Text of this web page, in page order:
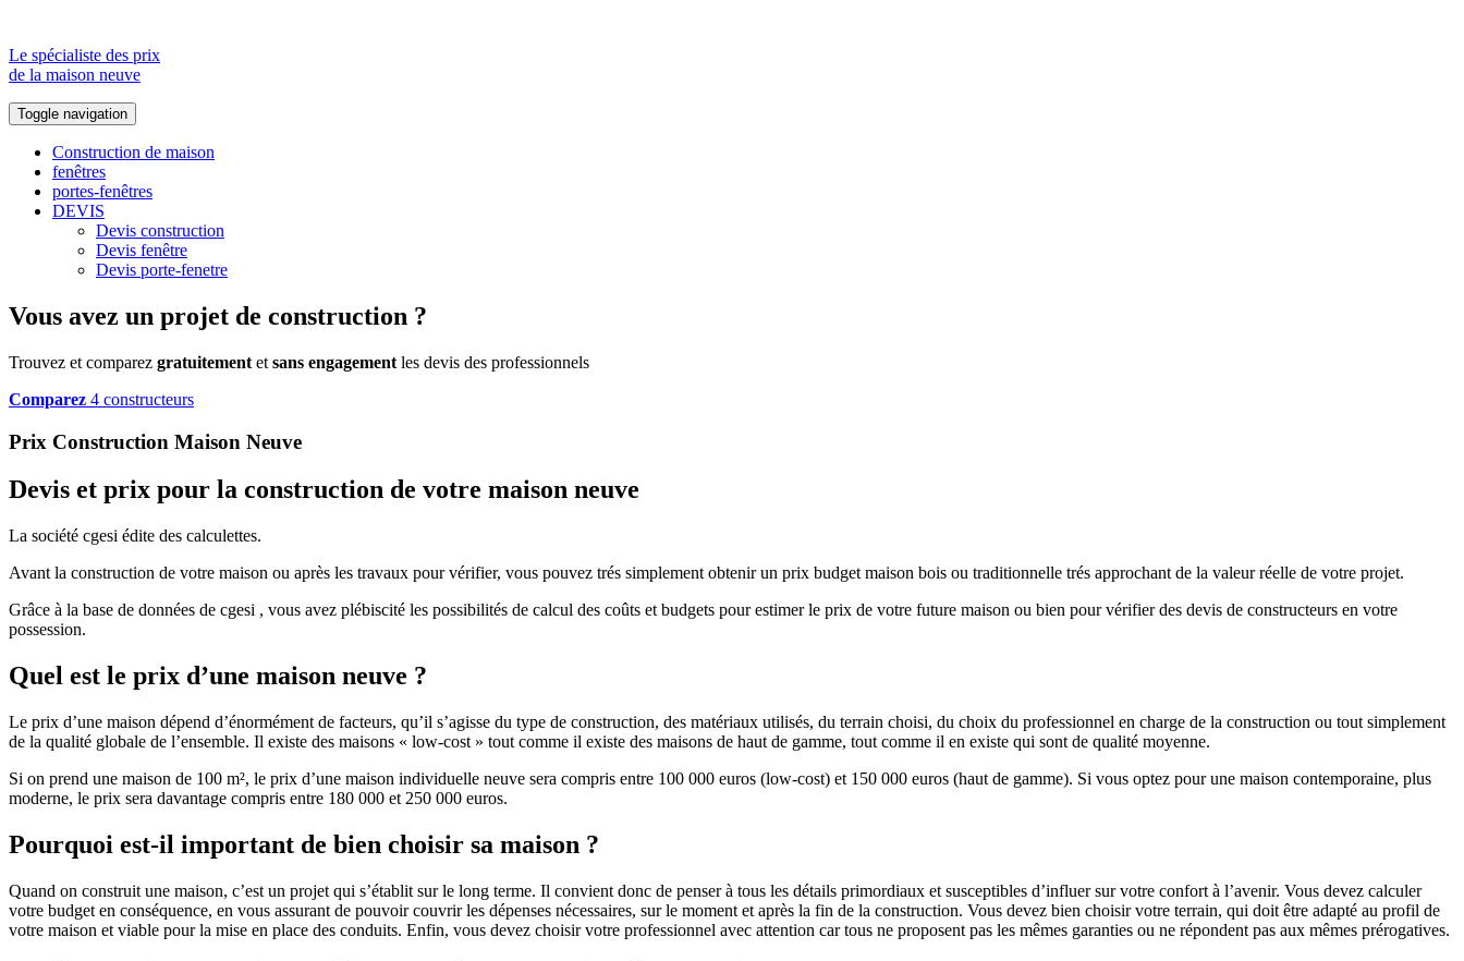
Le spécialiste des prix
de la maison neuve
Toggle navigation
Construction de maison
fenêtres
portes-fenêtres
DEVIS
Devis construction
Devis fenêtre
Devis porte-fenetre
Vous avez un projet de construction ?
Trouvez et comparez gratuitement et sans engagement les devis des professionnels
Comparez 4 constructeurs
Prix Construction Maison Neuve
Devis et prix pour la construction de votre maison neuve
La société cgesi édite des calculettes.
Avant la construction de votre maison ou après les travaux pour vérifier, vous pouvez trés simplement obtenir un prix budget maison bois ou traditionnelle trés approchant de la valeur réelle de votre projet.
Grâce à la base de données de cgesi , vous avez plébiscité les possibilités de calcul des coûts et budgets pour estimer le prix de votre future maison ou bien pour vérifier des devis de constructeurs en votre
possession.
Quel est le prix d’une maison neuve ?
Le prix d’une maison dépend d’énormément de facteurs, qu’il s’agisse du type de construction, des matériaux utilisés, du terrain choisi, du choix du professionnel en charge de la construction ou tout simplement
de la qualité globale de l’ensemble. Il existe des maisons « low-cost » tout comme il existe des maisons de haut de gamme, tout comme il en existe qui sont de qualité moyenne.
Si on prend une maison de 100 m², le prix d’une maison individuelle neuve sera compris entre 100 000 euros (low-cost) et 150 000 euros (haut de gamme). Si vous optez pour une maison contemporaine, plus
moderne, le prix sera davantage compris entre 180 000 et 250 000 euros.
Pourquoi est-il important de bien choisir sa maison ?
Quand on construit une maison, c’est un projet qui s’établit sur le long terme. Il convient donc de penser à tous les détails primordiaux et susceptibles d’influer sur votre confort à l’avenir. Vous devez calculer
votre budget en conséquence, en vous assurant de pouvoir couvrir les dépenses nécessaires, sur le moment et après la fin de la construction. Vous devez bien choisir votre terrain, qui doit être adapté au profil de
votre maison et viable pour la mise en place des conduits. Enfin, vous devez choisir votre professionnel avec attention car tous ne proposent pas les mêmes garanties ou ne répondent pas aux mêmes prérogatives.